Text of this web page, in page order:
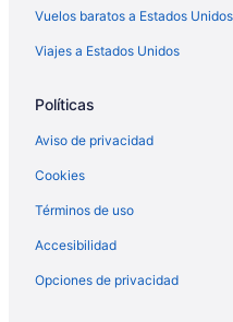
Vuelos baratos a Estados Unidos
Viajes a Estados Unidos
Políticas
Aviso de privacidad
Cookies
Términos de uso
Accesibilidad
Opciones de privacidad